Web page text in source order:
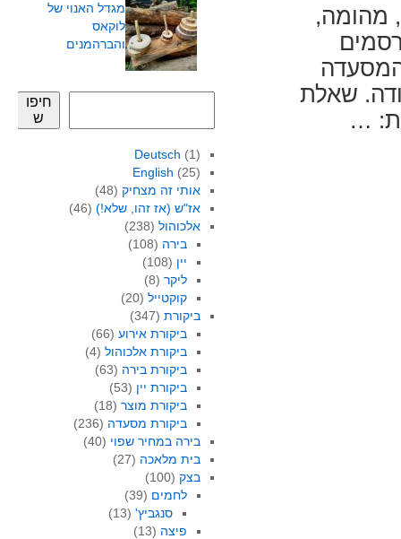
מהומה,
המסעדה
שאלת
…
מגדל האנוי של
לוקאס
והברהמנים
חיפו
ש
Deutsch (1)
English (25)
אותי זה מצחיק(48)
אז"ש (אז זהו, שלא!)(46)
אלכוהול(238)
בירה (108)
יין (108)
ליקר (8)
קוקטייל (20)
ביקורת(347)
ביקורת אירוע (66)
ביקורת אלכוהול (4)
ביקורת בירה (63)
ביקורת יין (53)
ביקורת מוצר (18)
ביקורת מסעדה (236)
בירה במחיר שפוי (40)
בית מלאכה (27)
בצק(100)
לחמים (39)
סנגביץ'(13)
פיצה (13)